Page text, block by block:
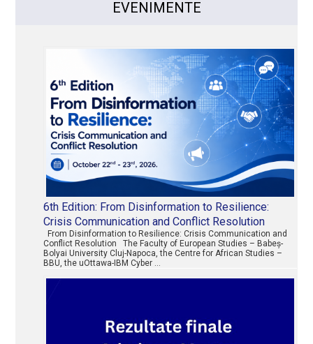
EVENIMENTE
6th Edition: From Disinformation to Resilience:
Crisis Communication and Conflict Resolution
From Disinformation to Resilience: Crisis Communication and
Conflict Resolution The Faculty of European Studies – Babeș-
Bolyai University Cluj-Napoca, the Centre for African Studies –
BBU, the uOttawa-IBM Cyber …